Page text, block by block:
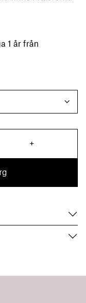
1 år från
Carl Malmsten
+